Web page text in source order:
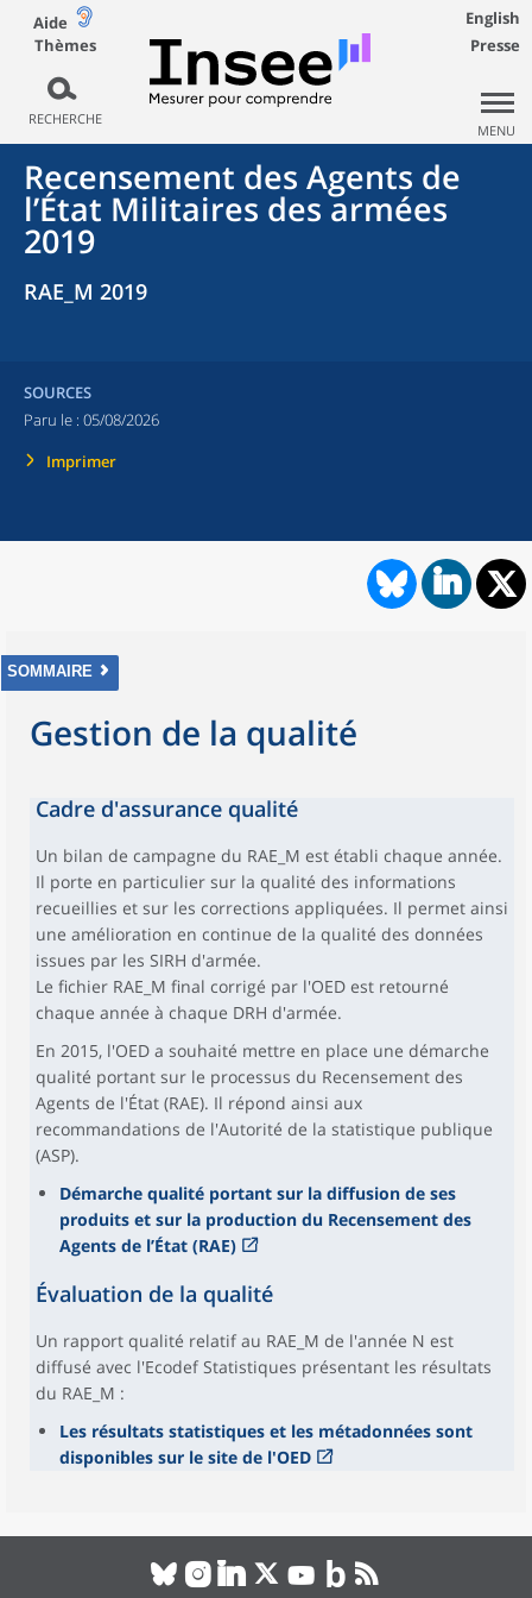
Aide
Thèmes
RECHERCHE
English
Presse
MENU
Recensement des Agents de
l’État Militaires des armées
2019
RAE_M 2019
SOURCES
Paru le : 05/08/2026
Imprimer
SOMMAIRE
Gestion de la qualité
Cadre d'assurance qualité
Un bilan de campagne du RAE_M est établi chaque année.
Il porte en particulier sur la qualité des informations
recueillies et sur les corrections appliquées. Il permet ainsi
une amélioration en continue de la qualité des données
issues par les SIRH d'armée.
Le fichier RAE_M final corrigé par l'OED est retourné
chaque année à chaque DRH d'armée.
En 2015, l'OED a souhaité mettre en place une démarche
qualité portant sur le processus du Recensement des
Agents de l'État (RAE). Il répond ainsi aux
recommandations de l'Autorité de la statistique publique
(ASP).
Démarche qualité portant sur la diffusion de ses
produits et sur la production du Recensement des
Agents de l’État (RAE)
Évaluation de la qualité
Un rapport qualité relatif au RAE_M de l'année N est
diffusé avec l'Ecodef Statistiques présentant les résultats
du RAE_M :
Les résultats statistiques et les métadonnées sont
disponibles sur le site de l'OED